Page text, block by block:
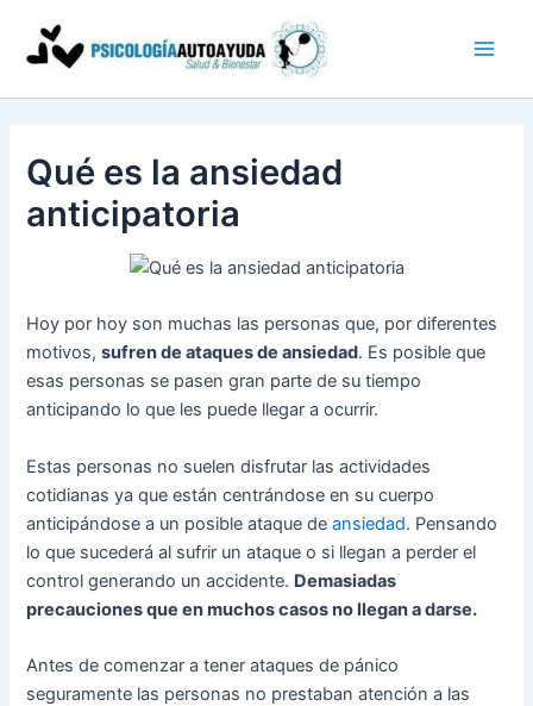
contenido
Qué es la ansiedad
anticipatoria
Hoy por hoy son muchas las personas que, por diferentes
motivos,sufren de ataques de ansiedad. Es posible que
esas personas se pasen gran parte de su tiempo
anticipando lo que les puede llegar a ocurrir.
Estas personas no suelen disfrutar las actividades
cotidianas ya que están centrándose en su cuerpo
anticipándose a un posible ataque de ansiedad. Pensando
lo que sucederá al sufrir un ataque o si llegan a perder el
control generando un accidente. Demasiadas
precauciones que en muchos casos no llegan a darse.
Antes de comenzar a tener ataques de pánico
seguramente las personas no prestaban atención a las